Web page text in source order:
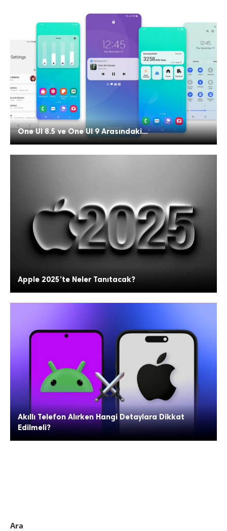
One UI 8.5 ve One UI 9 Arasındaki...
Apple 2025’te Neler Tanıtacak?
Akıllı Telefon Alırken Hangi Detaylara Dikkat
Edilmeli?
Ara